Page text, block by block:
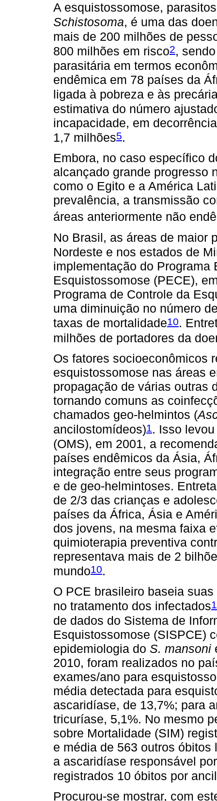
A esquistossomose,
Schistosoma, é uma das
mais de 200 milhões de
800 milhões em risco2,
parasitária em termos
endêmica em 78 países da
ligada à pobreza e às
estimativa do número
incapacidade, em
1,7 milhões5.
Embora, no caso específico
alcançado grande progresso
como o Egito e a América
prevalência, a transmissão
áreas anteriormente não
No Brasil, as áreas de maior
Nordeste e nos estados de
implementação do Programa
Esquistossomose (PECE),
Programa de Controle da
uma diminuição no número
taxas de mortalidade10.
milhões de portadores da
Os fatores socioeconômicos
esquistossomose nas áreas
propagação de várias outras
tornando comuns as
chamados geo-helmintos (
ancilostomídeos)1 . Isso
(OMS), em 2001, a
países endêmicos da Ásia,
integração entre seus
e de geo-helmintoses.
de 2/3 das crianças e
países da África, Ásia e
dos jovens, na mesma faixa
quimioterapia preventiva
representava mais de 2
mundo10.
O PCE brasileiro baseia
no tratamento dos infectados
de dados do Sistema de
Esquistossomose (SISPCE)
epidemiologia do S. mansoni
2010, foram realizados no
exames/ano para
média detectada para
ascaridíase, de 13,7%; para
tricuríase, 5,1%. No mesmo
sobre Mortalidade (SIM)
e média de 563 outros
a ascaridíase responsável
registrados 10 óbitos por
Procurou-se mostrar, com